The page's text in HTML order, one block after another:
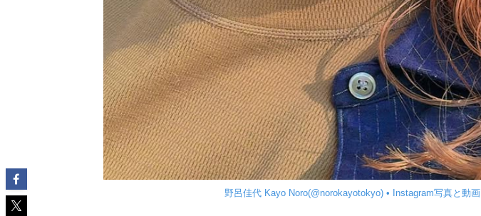
野呂佳代 Kayo Noro(@norokayotokyo) • Instagram写真と動画